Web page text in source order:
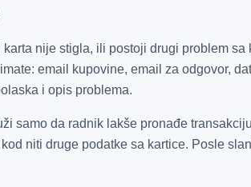
nije stigla, ili postoji drugi problem sa
email kupovine, email za odgovor,
i opis problema.
samo da radnik lakše pronađe
niti druge podatke sa kartice. Posle